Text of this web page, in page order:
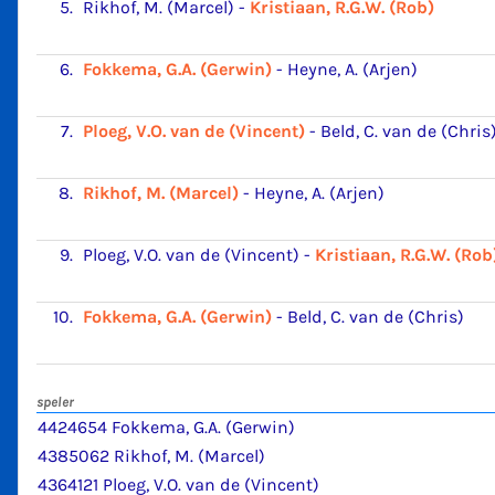
5. Rikhof, M. (Marcel) - Kristiaan, R.G.W. (Rob)
6. Fokkema, G.A. (Gerwin) - Heyne, A. (Arjen)
7. Ploeg, V.O. van de (Vincent) - Beld, C. van de (Chris)
8. Rikhof, M. (Marcel) - Heyne, A. (Arjen)
9. Ploeg, V.O. van de (Vincent) - Kristiaan, R.G.W.
10. Fokkema, G.A. (Gerwin) - Beld, C. van de (Chris)
speler
4424654 Fokkema, G.A. (Gerwin)
4385062 Rikhof, M. (Marcel)
4364121 Ploeg, V.O. van de (Vincent)